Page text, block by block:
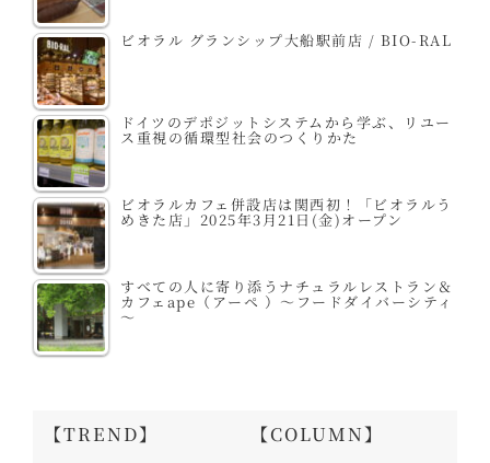
ビオラル グランシップ大船駅前店 / BIO-RAL
ドイツのデポジットシステムから学ぶ、リユー
ス重視の循環型社会のつくりかた
ビオラルカフェ併設店は関西初！「ビオラルう
めきた店」2025年3月21日(金)オープン
すべての人に寄り添うナチュラルレストラン＆
カフェape（アーペ ）～フードダイバーシティ
～
【TREND】 【COLUMN】